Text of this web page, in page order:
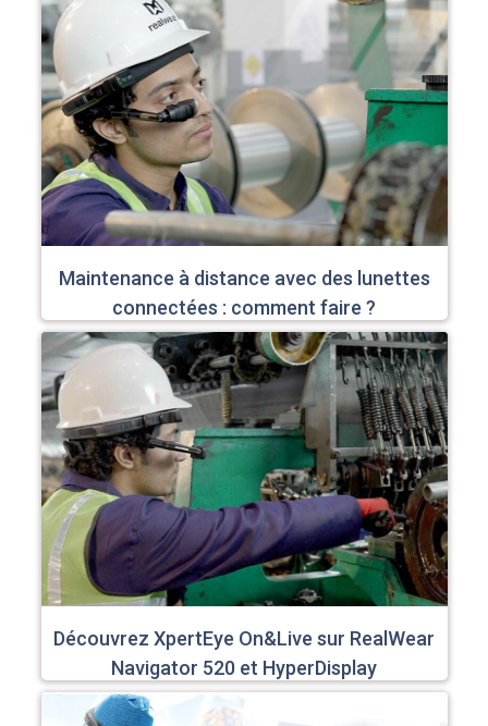
Maintenance à distance avec des lunettes
connectées : comment faire ?
Découvrez XpertEye On&Live sur RealWear
Navigator 520 et HyperDisplay